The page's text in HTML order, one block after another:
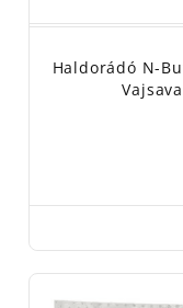
Haldorádó N-